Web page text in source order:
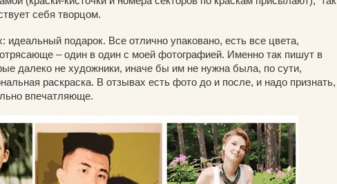
себя творцом.
идеальный подарок. Все отлично упаковано, есть все цвета,
– один в один с моей фотографией. Именно так пишут в
далеко не художники, иначе бы им не нужна была, по сути,
раскраска. В отзывах есть фото до и после, и надо признать,
впечатляюще.